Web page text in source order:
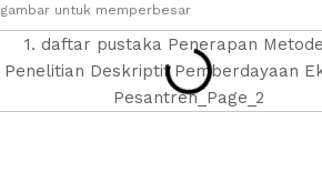
untuk memperbesar